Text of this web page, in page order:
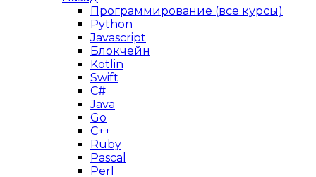
Программирование (все курсы)
Python
Javascript
Блокчейн
Kotlin
Swift
C#
Java
Go
C++
Ruby
Pascal
Perl